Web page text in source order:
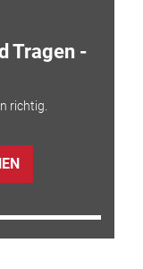
Tragen -
richtig.